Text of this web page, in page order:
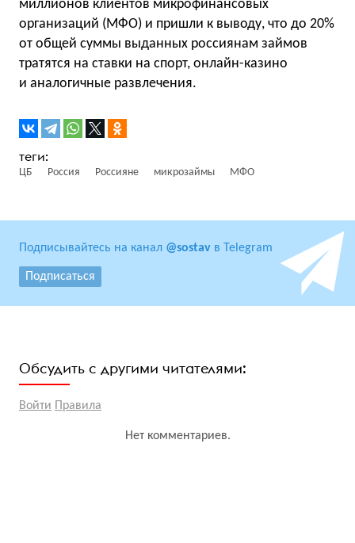
миллионов клиентов микрофинансовых
организаций (МФО) и пришли к выводу, что до 20%
от общей суммы выданных россиянам займов
тратятся на ставки на спорт, онлайн-казино
и аналогичные развлечения.
ЦБ Россия Россияне микрозаймы МФО
Подписывайтесь на канал @sostav в Telegram
Подписаться
Обсудить с другими читателями:
Войти Правила
Нет комментариев.